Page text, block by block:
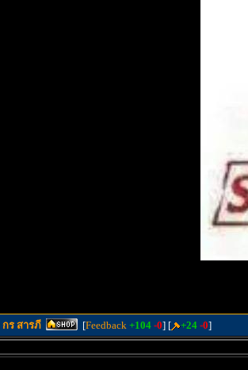
กร สารภี [Feedback +104 -0] [ +24 -0]